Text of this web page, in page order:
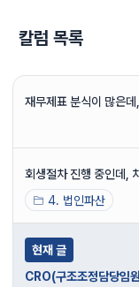
칼럼 목록
재무제표 분식이 많은
회생절차 진행 중인데,
4. 법인파산
현재 글
CRO(구조조정담당임